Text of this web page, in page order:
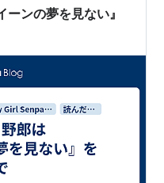
ーンの夢を見ない』